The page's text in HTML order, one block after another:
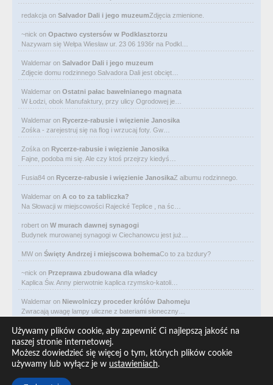
redakcja on Salvador Dali i jego muzeumZdjęcia zmienione.
~nick on Opactwo cystersów w Podklasztorzu
Nazywam się Wełpa Wiesław ur. 23 06 1936r na Podkl…
Waldemar on Salvador Dali i jego muzeum
Zdjęcie domu rodzinnego Salvadora Dali jest obcięt…
Waldemar on Ostatni pałac bawełnianego magnata
W Łodzi, obok Manufaktury, przy ulicy Ogrodowej je…
Waldemar on Rycerze-rabusie i więzienie Janosika
Zośka - zarejestruj się na flog i wrzucaj foty. Gw…
Zośka on Rycerze-rabusie i więzienie Janosika
Fajne, podoba mi się. Ale czy ktoś przejrzy kiedyś…
Fusia84 on Rycerze-rabusie i więzienie JanosikaZ albumu rodzinnego.
Waldemar on A co to za tabliczka?
Na Słowacji w miejscowości Rajecké Teplice , na śc…
robert on W murach dawnej synagogi
Budynek murowanej synagogi w Ciechanowcu jest już…
MW on Święty Andrzej i miejscowa bohemaCo to za bzdury?
~nick on Przeprawa zbudowana dla władcy
Kaplica Św. Anny pierwotnie kaplica rzymsko-katoli…
Waldemar on Niewolniczy proceder królów Dahomeju
Zwracają uwagę lampy uliczne z bateriami słoneczny…
Waldemar on Adam Asnyk. Poeta z mojego miasta
CIEKAWOSTKA że pod banderą Malty pływa statek m/v…
Waldemar on
Historia na Wawelskim Wzgórzu
Michał Bogoria Skotnicki (1775–1808). Portret Mich…
Używamy plików cookie, aby zapewnić Ci najlepszą jakość na
naszej stronie internetowej.
Możesz dowiedzieć się więcej o tym, których plików cookie
używamy lub wyłącz je w ustawieniach.